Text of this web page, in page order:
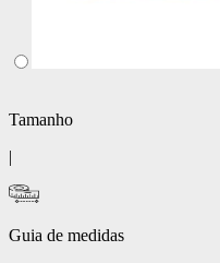
Tamanho
|
Guia de medidas